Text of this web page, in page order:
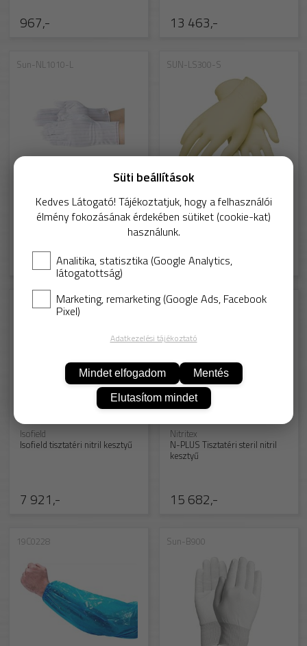
967,- 13 463,-
Sun-NL1010-L
6 134,-
Lynbond
ESD kesztyű nylon NL1010
SUN-LS300-S
8 119,-
Isofield
Isofield tisztatéri latex kesztyű
SUN-NS300-S
7 921,-
Isofield
Isofield tisztatéri nitril kesztyű
Sun-BNPS70
15 682,-
Nitritex
N-PLUS Tisztatéri steril nitril
kesztyű
19C0228 Sun-B900
Süti beállítások
Kedves Látogató! Tájékoztatjuk, hogy a felhasználói
élmény fokozásának érdekében sütiket (cookie-kat)
használunk.
Analitika, statisztika (Google Analytics,
látogatottság)
Marketing, remarketing (Google Ads, Facebook
Pixel)
Adatkezelési tájékoztató
Mindet elfogadom Mentés
Elutasítom mindet